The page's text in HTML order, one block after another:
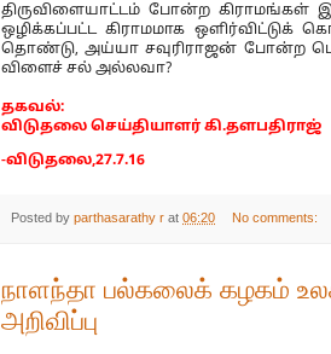
திருவிளையாட்டம் போன்ற கிராமங்கள்
ஒழிக்கப்பட்ட கிராமமாக ஒளிர்விட்டுக்
தொண்டு, அய்யா சவுரிராஜன் போன்ற
விளைச் சல் அல்லவா?
தகவல்:
விடுதலை செய்தியாளர் கி.தளபதிராஜ்
-விடுதலை,27.7.16
Posted by parthasarathy r at 06:20 No comments:
நாளந்தா பல்கலைக் கழகம்
அறிவிப்பு